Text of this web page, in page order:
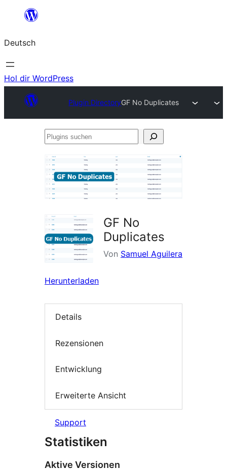
springen
Deutsch
Hol dir WordPress
Plugin DirectoryGF No Duplicates
Plugins
GF No
Duplicates
Von Samuel Aguilera
Herunterladen
Details
Rezensionen
Entwicklung
Erweiterte Ansicht
Support
Statistiken
Aktive Versionen